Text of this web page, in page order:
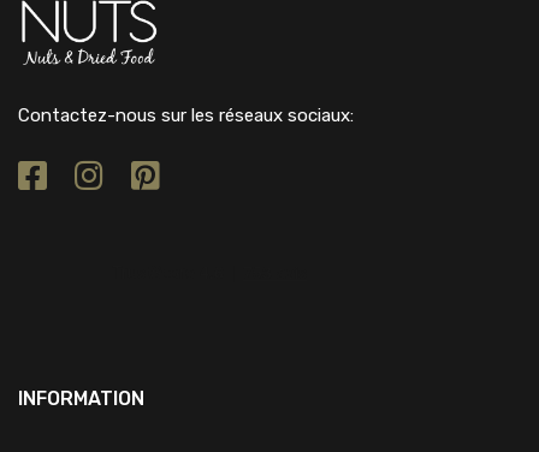
Contactez-nous sur les réseaux sociaux:
INFORMATION